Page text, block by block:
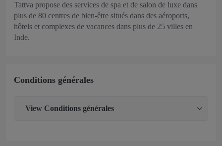
Tattva propose des services de spa et de salon de luxe dans
plus de 80 centres de bien-être situés dans des aéroports,
hôtels et complexes de vacances dans plus de 25 villes en
Inde.
Conditions générales
View Conditions générales